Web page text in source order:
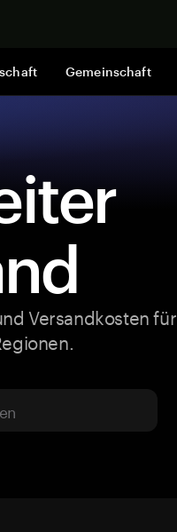
Gemeinschaft
Versandkosten für